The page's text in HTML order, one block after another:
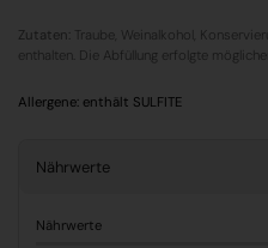
Zutaten: Traube, Weinalkohol,
enthalten. Die Abfüllung erfolgte
Allergene: enthält SULFITE
Nährwerte
Nährwerte